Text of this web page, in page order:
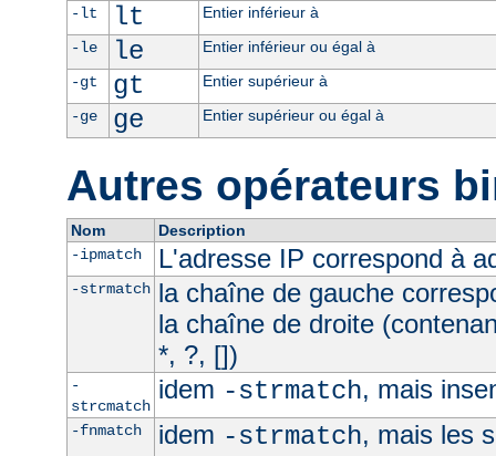
-lt
lt
Entier inférieur à
-le
le
Entier inférieur ou égal à
-gt
gt
Entier supérieur à
-ge
ge Entier supérieur ou égal à
Autres opérateurs
Nom
Description
-ipmatch
L'adresse IP correspond à
-strmatch la chaîne de gauche
la chaîne de droite
*, ?, [])
-
strcmatch
idem -strmatch, mais
-fnmatch idem -strmatch, mais les